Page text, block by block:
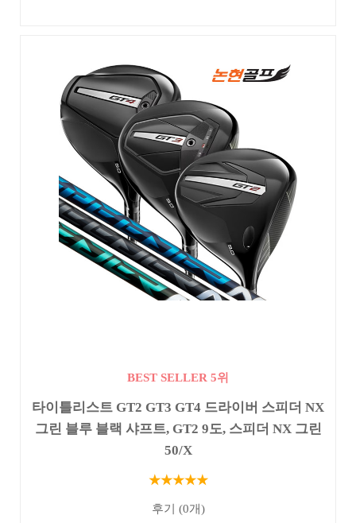
BEST SELLER 5위
타이틀리스트 GT2 GT3 GT4 드라이버 스피더 NX
그린 블루 블랙 샤프트, GT2 9도, 스피더 NX 그린
50/X
★★★★★
후기 (0개)